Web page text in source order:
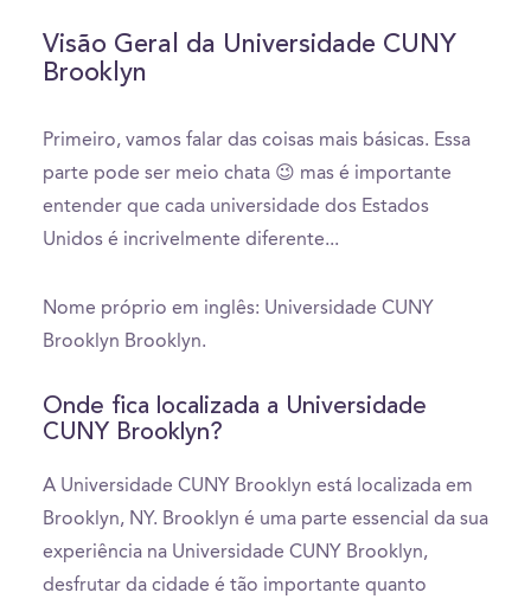
Visão Geral da Universidade CUNY
Brooklyn
Primeiro, vamos falar das coisas mais básicas. Essa
parte pode ser meio chata 😉 mas é importante
entender que cada universidade dos Estados
Unidos é incrivelmente diferente...
Nome próprio em inglês: Universidade CUNY
Brooklyn Brooklyn.
Onde fica localizada a Universidade
CUNY Brooklyn?
A Universidade CUNY Brooklyn está localizada em
Brooklyn, NY. Brooklyn é uma parte essencial da sua
experiência na Universidade CUNY Brooklyn,
desfrutar da cidade é tão importante quanto